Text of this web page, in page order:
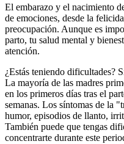
El embarazo y el nacimiento
de emociones, desde la
preocupación. Aunque es
parto, tu salud mental y
atención.
¿Estás teniendo dificultades?
La mayoría de las madres
en los primeros días tras el
semanas. Los síntomas de la
humor, episodios de llanto,
También puede que tengas
concentrarte durante este